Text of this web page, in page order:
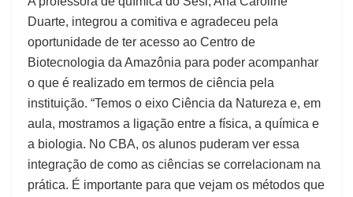
Duarte, integrou a comitiva e agradeceu pela
oportunidade de ter acesso ao Centro de
Biotecnologia da Amazônia para poder acompanhar
o que é realizado em termos de ciência pela
instituição. “Temos o eixo Ciência da Natureza e, em
aula, mostramos a ligação entre a física, a química e
a biologia. No CBA, os alunos puderam ver essa
integração de como as ciências se correlacionam na
prática. É importante para que vejam os métodos que